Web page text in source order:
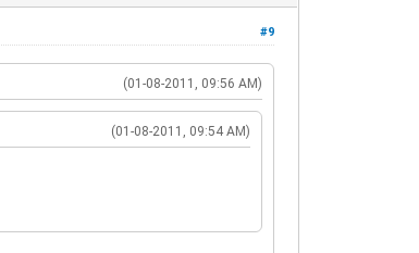
#9
(01-08-2011, 09:56 AM)
(01-08-2011, 09:54 AM)